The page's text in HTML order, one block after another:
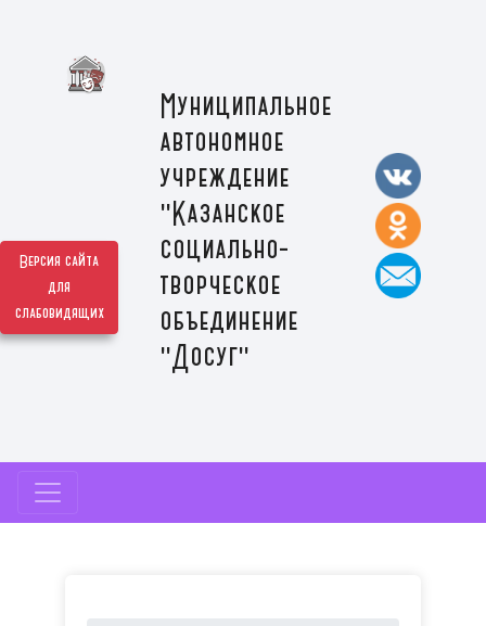
Версия сайта
для
слабовидящих
Муниципальное
автономное
учреждение
"Казанское
социально-
творческое
объединение
"Досуг"